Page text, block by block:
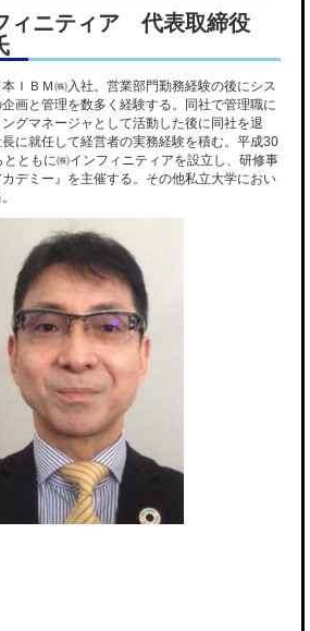
ィニティア 代表取締役
ＩＢＭ㈱入社。営業部門勤務経験の後にシス
画と管理を数多く経験する。同社で管理職に
グマネージャとして活動した後に同社を退
に就任して経営者の実務経験を積む。平成30
ともに㈱インフィニティアを設立し、研修事
デミー』を主催する。その他私立大学におい